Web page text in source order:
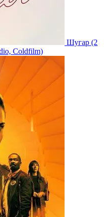
Шугар (2
Coldfilm)